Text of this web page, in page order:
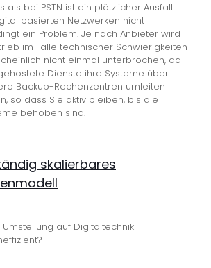
als bei PSTN ist ein plötzlicher Ausfall
basierten Netzwerken nicht
ein Problem. Je nach Anbieter wird
im Falle technischer Schwierigkeiten
nicht einmal unterbrochen, da
Dienste ihre Systeme über
Backup-Rechenzentren umleiten
so dass Sie aktiv bleiben, bis die
behoben sind.
skalierbares
Umstellung auf Digitaltechnik